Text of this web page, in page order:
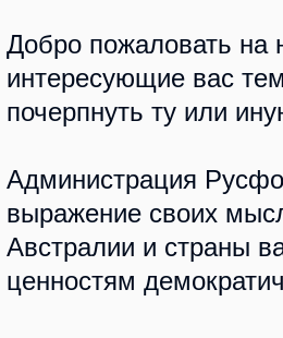
Добро пожаловать
интересующие вас
почерпнуть ту или
Администрация
выражение своих
Австралии и страны
ценностям